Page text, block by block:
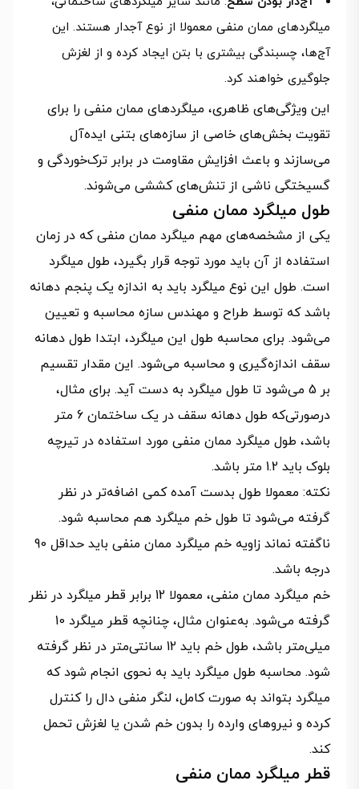
میلگردهای ممان منفی معمولا از نوع آجدار هستند. این
آج‌ها، چسبندگی بیشتری با بتن ایجاد کرده و از لغزش
جلوگیری خواهند کرد.
این ویژگی‌های ظاهری، میلگردهای ممان منفی را برای
تقویت بخش‌های خاصی از سازه‌های بتنی ایده‌آل
می‌سازند و باعث افزایش مقاومت در برابر ترک‌خوردگی و
گسیختگی ناشی از تنش‌های کششی می‌شوند.
طول میلگرد ممان منفی
یکی از مشخصه‌های مهم میلگرد ممان منفی که در زمان
استفاده از آن باید مورد توجه قرار بگیرد، طول میلگرد
است. طول این نوع میلگرد باید به اندازه یک پنجم دهانه
باشد که توسط طراح و مهندس سازه محاسبه و تعیین
می‌شود. برای محاسبه طول این میلگرد، ابتدا طول دهانه
سقف اندازه‌گیری و محاسبه می‌شود. این مقدار تقسیم
بر 5 می‌شود تا طول میلگرد به دست آید. برای مثال،
درصورتی‌که طول دهانه سقف در یک ساختمان 6 متر
باشد، طول میلگرد ممان منفی مورد استفاده در تیرچه
بلوک باید 1.2 متر باشد.
نکته: معمولا طول بدست آمده کمی اضافه‌تر در نظر
گرفته می‌شود تا طول خم میلگرد هم محاسبه شود.
ناگفته نماند زاویه خم میلگرد ممان منفی باید حداقل 90
درجه باشد.
خم میلگرد ممان منفی، معمولا 12 برابر قطر میلگرد در نظر
گرفته می‌شود. به‌عنوان مثال، چنانچه قطر میلگرد 10
میلی‌متر باشد، طول خم باید 12 سانتی‌متر در نظر گرفته
شود. محاسبه طول میلگرد باید به نحوی انجام شود که
میلگرد بتواند به صورت کامل، لنگر منفی دال را کنترل
کرده و نیروهای وارده را بدون خم شدن یا لغزش تحمل
کند.
قطر میلگرد ممان منفی